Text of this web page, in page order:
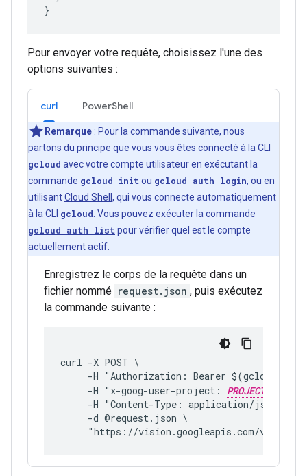
Pour envoyer votre requête, choisissez l'une des
options suivantes :
curl PowerShell
Remarque : Pour la commande suivante, nous
partons du principe que vous vous êtes connecté à la CLI
gcloud avec votre compte utilisateur en exécutant la
commande gcloud init ou gcloud auth login, ou en
utilisantCloud Shell , qui vous connecte automatiquement
à la CLI gcloud . Vous pouvez exécuter la commande
gcloud auth list pour vérifier quel est le compte
actuellement actif.
Enregistrez le corps de la requête dans un
fichier nommé request.json , puis exécutez
la commande suivante :
curl -X POST \
-H "Authorization: Bearer $(gcloud
     -H "x-goog-user-project:
PROJECT_ID
-H "Content-Type: application/json;
     -d @request.json \
"https://vision.googleapis.com/v1/